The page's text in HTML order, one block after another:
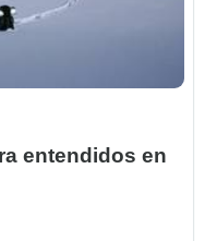
entendidos en